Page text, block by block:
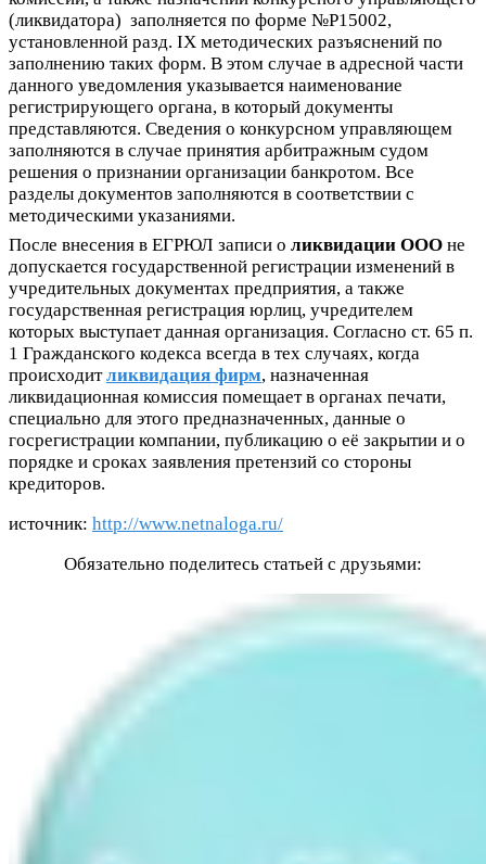
(ликвидатора) заполняется по форме №Р15002,
установленной разд. IX методических разъяснений по
заполнению таких форм. В этом случае в адресной части
данного уведомления указывается наименование
регистрирующего органа, в который документы
представляются. Сведения о конкурсном управляющем
заполняются в случае принятия арбитражным судом
решения о признании организации банкротом. Все
разделы документов заполняются в соответствии с
методическими указаниями.
После внесения в ЕГРЮЛ записи о ликвидации ООО не
допускается государственной регистрации изменений в
учредительных документах предприятия, а также
государственная регистрация юрлиц, учредителем
которых выступает данная организация. Согласно ст. 65 п.
1 Гражданского кодекса всегда в тех случаях, когда
происходитликвидация фирм, назначенная
ликвидационная комиссия помещает в органах печати,
специально для этого предназначенных, данные о
госрегистрации компании, публикацию о её закрытии и о
порядке и сроках заявления претензий со стороны
кредиторов.
источник: http://www.netnaloga.ru/
Обязательно поделитесь статьей с друзьями: